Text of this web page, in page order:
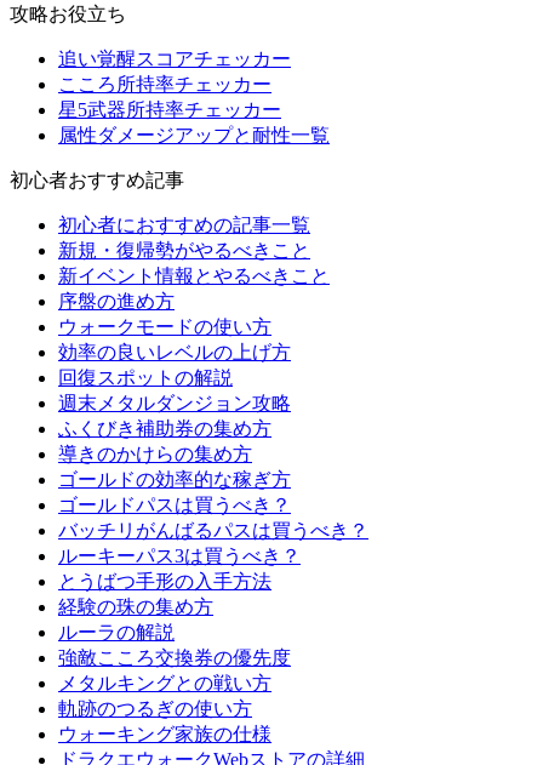
攻略お役立ち
追い覚醒スコアチェッカー
こころ所持率チェッカー
星5武器所持率チェッカー
属性ダメージアップと耐性一覧
初心者おすすめ記事
初心者におすすめの記事一覧
新規・復帰勢がやるべきこと
新イベント情報とやるべきこと
序盤の進め方
ウォークモードの使い方
効率の良いレベルの上げ方
回復スポットの解説
週末メタルダンジョン攻略
ふくびき補助券の集め方
導きのかけらの集め方
ゴールドの効率的な稼ぎ方
ゴールドパスは買うべき？
バッチリがんばるパスは買うべき？
ルーキーパス3は買うべき？
とうばつ手形の入手方法
経験の珠の集め方
ルーラの解説
強敵こころ交換券の優先度
メタルキングとの戦い方
軌跡のつるぎの使い方
ウォーキング家族の仕様
ドラクエウォークWebストアの詳細